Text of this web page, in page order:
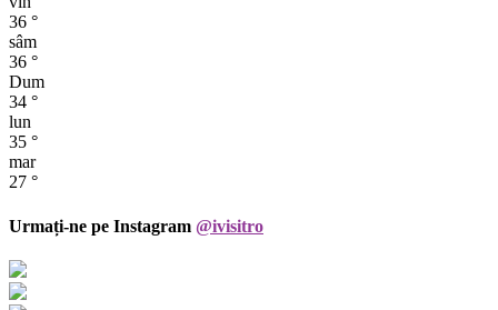
36 °
sâm
36 °
Dum
34 °
lun
35 °
mar
27 °
Urmați-ne pe Instagram @ivisitro